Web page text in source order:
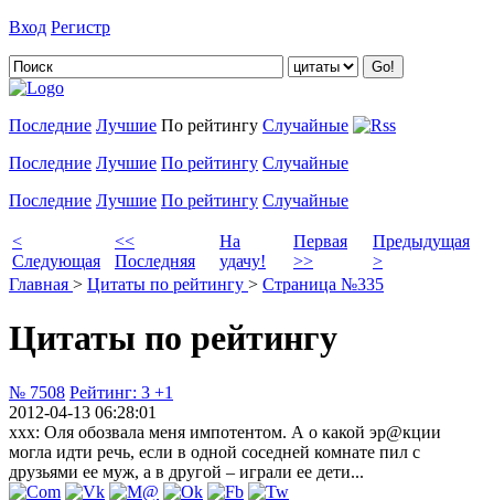
Вход Регистр
Последние Лучшие По рейтингу Случайные
Последние Лучшие По рейтингу Случайные
Последние Лучшие По рейтингу Случайные
<
Следующая
<<
Последняя
На
удачу!
Первая
>>
Предыдущая
>
Главная > Цитаты по рейтингу > Страница №335
Цитаты по рейтингу
№ 7508 Рейтинг: 3 +1
2012-04-13 06:28:01
xxx: Оля обозвала меня импотентом. А о какой эр@кции
могла идти речь, если в одной соседней комнате пил с
друзьями ее муж, а в другой – играли ее дети...